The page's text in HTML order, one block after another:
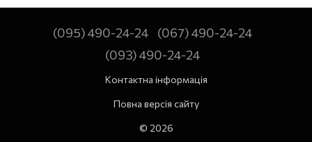
(095) 490-24-24
(067) 490-24-24
(093) 490-24-24
Контактна інформація
Повна версія сайту
© 2026